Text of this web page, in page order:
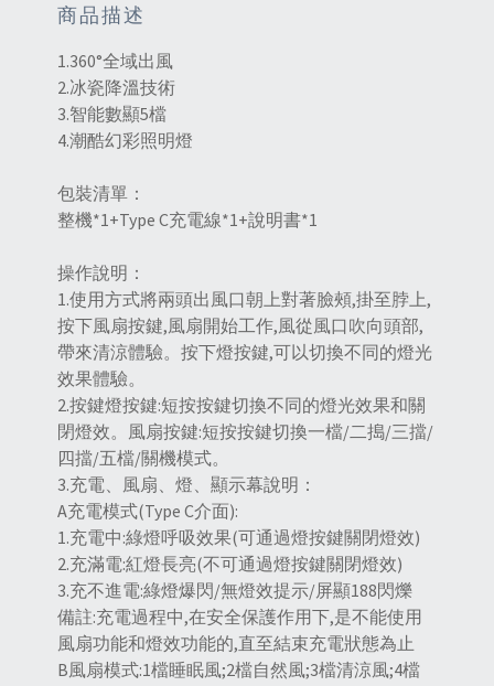
商品描述
1.360°全域出風
2.冰瓷降溫技術
3.智能數顯5檔
4.潮酷幻彩照明燈
包裝清單：
整機*1+Type C充電線*1+說明書*1
操作說明：
1.使用方式將兩頭出風口朝上對著臉頰,掛至脖上,
按下風扇按鍵,風扇開始工作,風從風口吹向頭部,
帶來清涼體驗。按下燈按鍵,可以切換不同的燈光
效果體驗。
2.按鍵燈按鍵:短按按鍵切換不同的燈光效果和關
閉燈效。風扇按鍵:短按按鍵切換一檔/二搗/三擋/
四擋/五檔/關機模式。
3.充電、風扇、燈、顯示幕說明：
A充電模式(Type C介面):
1.充電中:綠燈呼吸效果(可通過燈按鍵關閉燈效)
2.充滿電:紅燈長亮(不可通過燈按鍵關閉燈效)
3.充不進電:綠燈爆閃/無燈效提示/屏顯188閃爍
備註:充電過程中,在安全保護作用下,是不能使用
風扇功能和燈效功能的,直至結束充電狀態為止
B風扇模式:1檔睡眠風;2檔自然風;3檔清涼風;4檔